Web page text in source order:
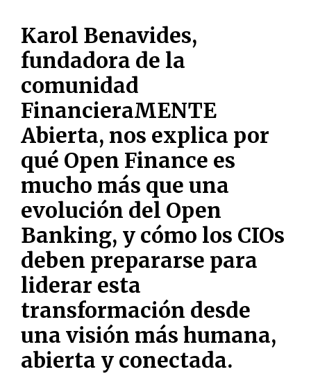
Karol Benavides,
fundadora de la
comunidad
FinancieraMENTE
Abierta, nos explica por
qué Open Finance es
mucho más que una
evolución del Open
Banking, y cómo los CIOs
deben prepararse para
liderar esta
transformación desde
una visión más humana,
abierta y conectada.